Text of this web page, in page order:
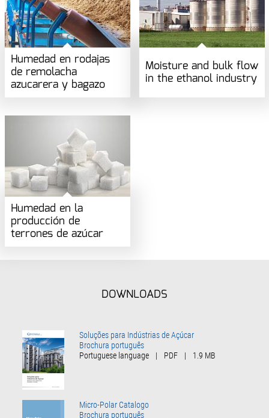
Humedad en rodajas
de remolacha
azucarera y bagazo
Moisture and bulk flow
in the ethanol industry
Humedad en la
producción de
terrones de azúcar
DOWNLOADS
Soluções para Indústrias de Açúcar
Brochura português
Portuguese language
| PDF | 1.9 MB
Micro-Polar Catalogo
Brochura português